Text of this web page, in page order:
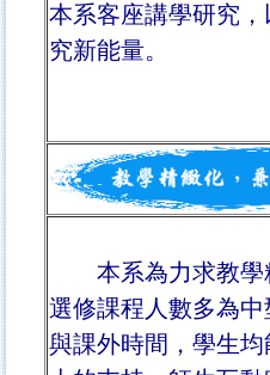
本系客座講學研究
究新能量。
本系為力求教學
選修課程人數多為
與課外時間，學生